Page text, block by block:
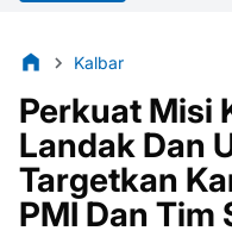
Kalbar
Perkuat Misi
Landak Dan
Targetkan
PMI Dan Tim